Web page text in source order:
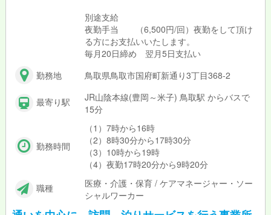
別途支給
夜勤手当 （6,500円/回）夜勤をして頂け
る方にお支払いいたします。
毎月20日締め 翌月5日支払い
勤務地
鳥取県鳥取市国府町新通り3丁目368-2
最寄り駅
JR山陰本線(豊岡～米子) 鳥取駅 からバスで
15分
勤務時間
（1）7時から16時
（2）8時30分から17時30分
（3）10時から19時
（4）夜勤17時20分から9時20分
職種
医療・介護・保育 / ケアマネージャー・ソー
シャルワーカー